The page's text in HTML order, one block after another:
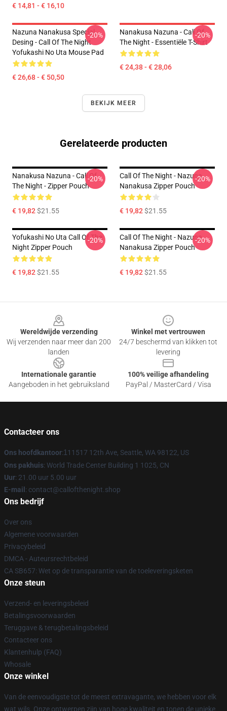
€ 14,81 - € 16,10
Nazuna Nanakusa Special
Desing - Call Of The Night
Yofukashi No Uta Mouse Pad
€ 26,68 - € 50,50
-20%
Nanakusa Nazuna - Call Of
The Night - Essentiële T-Shirt
€ 24,38 - € 28,06
-20%
BEKIJK MEER
Gerelateerde producten
Nanakusa Nazuna - Call Of
The Night - Zipper Pouch
€ 19,82$21.55
-20%
Call Of The Night - Nazuna
Nanakusa Zipper Pouch
€ 19,82$21.55
-20%
Yofukashi No Uta Call Of The
Night Zipper Pouch
€ 19,82$21.55
-20%
Call Of The Night - Nazuna
Nanakusa Zipper Pouch
€ 19,82$21.55
-20%
Wereldwijde verzending
Wij verzenden naar meer dan 200
landen
Winkel met vertrouwen
24/7 beschermd van klikken tot
levering
Internationale garantie
Aangeboden in het gebruiksland
100% veilige afhandeling
PayPal / MasterCard / Visa
Contacteer ons
Ons hoofdkantoor:1 11517 12th Ave, Seattle, WA 98122, US
Ons pakhuis: World Trade Center Building 1 1025, CN
Uur: 21.00 uur 5.00 uur
E-mail : contact@callofthenight.shop
Ons bedrijf
Over ons
Algemene voorwaarden
Privacybeleid
DMCA - Auteursrechtbeleid
CA SB657: Wet op de transparantie van de toeleveringsketen
Onze steun
Verzend- en leveringsbeleid
Betalingsvoorwaarden
Teruggave & terugbetalingsbeleid
Contacteer ons
Klantenhulp (FAQ)
Whosale
Onze winkel
Van de eenvoudigste tot de meest extravagante, we hebben voor elk
wat wils. Onze ontwerpen zijn van hoge kwaliteit en tonen de unieke